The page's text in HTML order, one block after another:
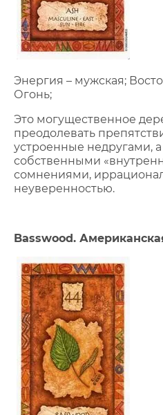
Энергия – мужская;
Огонь;
Это могущественное
преодолевать
устроенные недругами,
собственными
сомнениями,
неуверенностью.
Basswood.